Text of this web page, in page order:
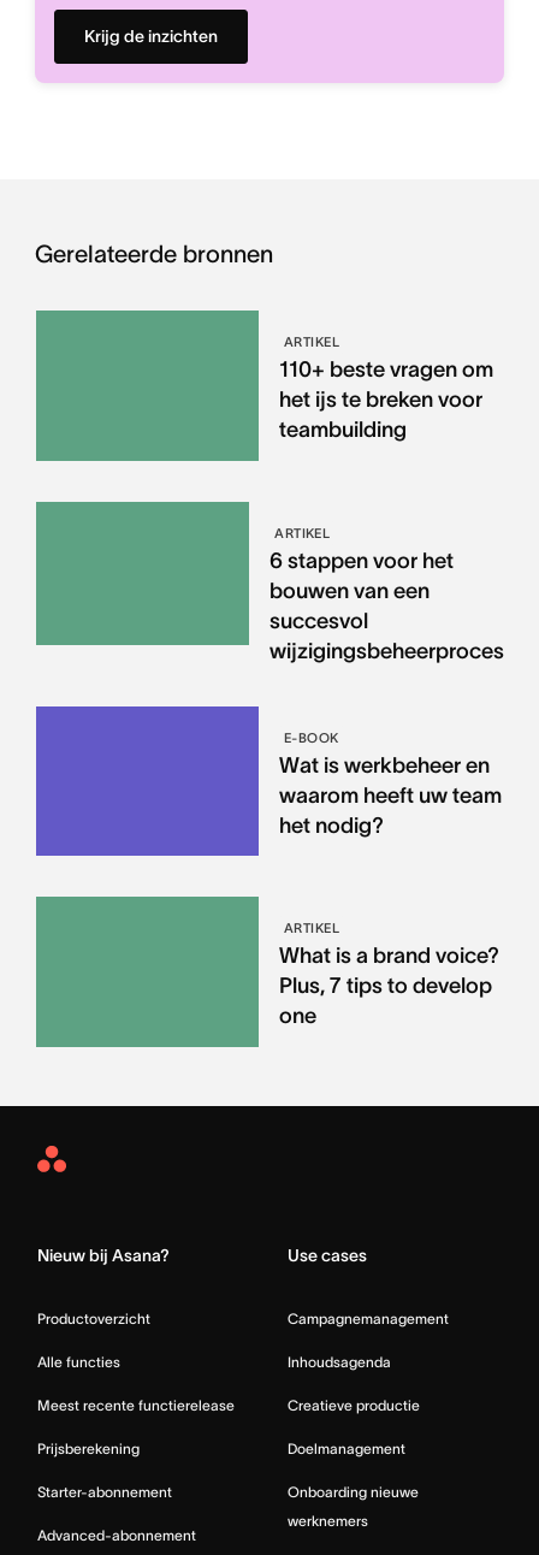
Krijg de inzichten
Gerelateerde bronnen
ARTIKEL
110+ beste vragen om
het ijs te breken voor
teambuilding
ARTIKEL
6 stappen voor het
bouwen van een
succesvol
wijzigingsbeheerproces
E-BOOK
Wat is werkbeheer en
waarom heeft uw team
het nodig?
ARTIKEL
What is a brand voice?
Plus, 7 tips to develop
one
Asana
Nieuw bij Asana?
Productoverzicht
Alle functies
Meest recente functierelease
Prijsberekening
Starter-abonnement
Advanced-abonnement
Use cases
Campagnemanagement
Inhoudsagenda
Creatieve productie
Doelmanagement
Onboarding nieuwe
werknemers